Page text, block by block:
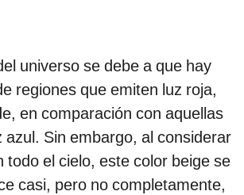
universo se debe a que hay
regiones que emiten luz roja,
en comparación con aquellas
azul. Sin embargo, al considerar
todo el cielo, este color beige se
casi, pero no completamente,